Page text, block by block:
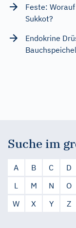
Feste:
Sukkot?
Endokrine
Suche im
A B C D
L
M N O
W
X Y Z